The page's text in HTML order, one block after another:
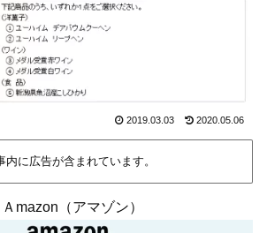
2019.03.03 2020.05.06
内に広告が含まれています。
mazon（アマゾン）